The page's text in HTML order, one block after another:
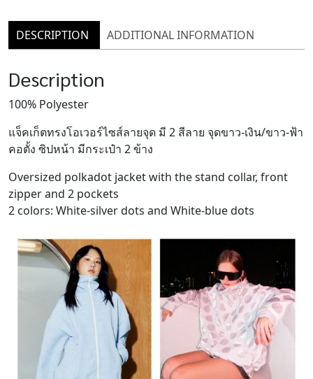
DESCRIPTION ADDITIONAL INFORMATION
Description
100% Polyester
แจ็คเก็ตทรงโอเวอร์ไซส์ลายจุด มี 2 สีลาย จุดขาว-เงิน/ขาว-ฟ้า
คอตั้ง ซิปหน้า มีกระเป๋า 2 ข้าง
Oversized polkadot jacket with the stand collar, front
zipper and 2 pockets
2 colors: White-silver dots and White-blue dots